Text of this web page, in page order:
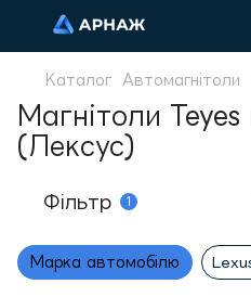
Каталог Автомагнітоли
Магнітоли Teyes
(Лексус)
Фільтр 1
Марка автомобілю